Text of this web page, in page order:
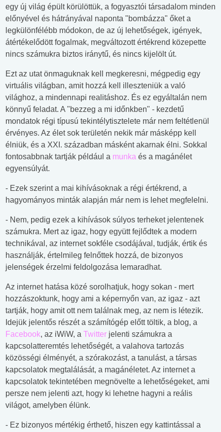
egy új világ épült körülöttük, a fogyasztói társadalom minden
előnyével és hátrányával naponta "bombázza" őket a
legkülönfélébb módokon, de az új lehetőségek, igények,
átértékelődött fogalmak, megváltozott értékrend közepette
nincs számukra biztos iránytű, és nincs kijelölt út.
Ezt az utat önmaguknak kell megkeresni, mégpedig egy
virtuális világban, amit hozzá kell illeszteniük a való
világhoz, a mindennapi realitáshoz. És ez egyáltalán nem
könnyű feladat. A "bezzeg a mi időnkben" - kezdetű
mondatok régi típusú tekintélytisztelete már nem feltétlenül
érvényes. Az élet sok területén nekik már másképp kell
élniük, és a XXI. században másként akarnak élni. Sokkal
fontosabbnak tartják például a munka és a magánélet
egyensúlyát.
- Ezek szerint a mai kihívásoknak a régi értékrend, a
hagyományos minták alapján már nem is lehet megfelelni.
- Nem, pedig ezek a kihívások súlyos terheket jelentenek
számukra. Mert az igaz, hogy együtt fejlődtek a modern
technikával, az internet sokféle csodájával, tudják, értik és
használják, értelmileg felnőttek hozzá, de bizonyos
jelenségek érzelmi feldolgozása lemaradhat.
Az internet hatása közé sorolhatjuk, hogy sokan - mert
hozzászoktunk, hogy ami a képernyőn van, az igaz - azt
tartják, hogy amit ott nem találnak meg, az nem is létezik.
Idejük jelentős részét a számítógép előtt töltik, a blog, a
Facebook, az iWiW, a Twitter jelenti számukra a
kapcsolatteremtés lehetőségét, a valahova tartozás
közösségi élményét, a szórakozást, a tanulást, a társas
kapcsolatok megtalálását, a magánéletet. Az internet a
kapcsolatok tekintetében megnövelte a lehetőségeket, ami
persze nem jelenti azt, hogy ki lehetne hagyni a reális
világot, amelyben élünk.
- Ez bizonyos mértékig érthető, hiszen egy kattintással a